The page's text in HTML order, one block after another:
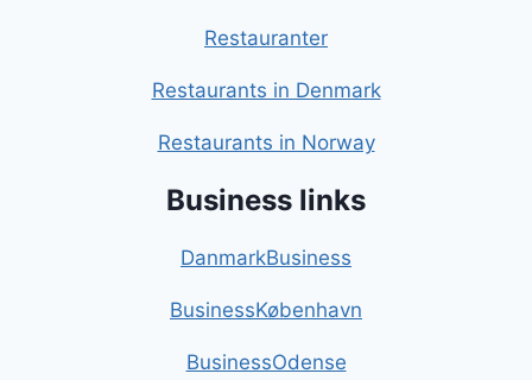
Restauranter
Restaurants in Denmark
Restaurants in Norway
Business links
DanmarkBusiness
BusinessKøbenhavn
BusinessOdense